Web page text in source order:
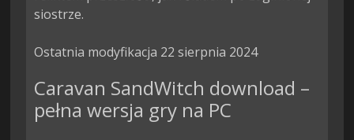
siostrze.
Ostatnia modyfikacja 22 sierpnia 2024
Caravan SandWitch download –
pełna wersja gry na PC